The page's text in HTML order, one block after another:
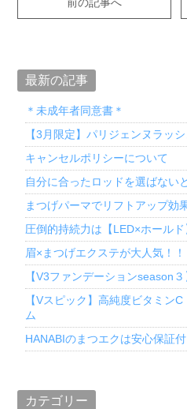
前の記事へ
最新の記事
＊未成年者同意書＊
【3月限定】パリジェンヌラッ
キャンセルポリシーについて
自分に合ったロッドを選ばない
まつげパーマでリフトアップ効
圧倒的持続力は【LED×ホールド
眉×まつげエクステが大人気！！
【V3ファンデーションseason
【Vスピック】高純度ビタミン
ム
HANABIのまつエクは安心保証
カテゴリー